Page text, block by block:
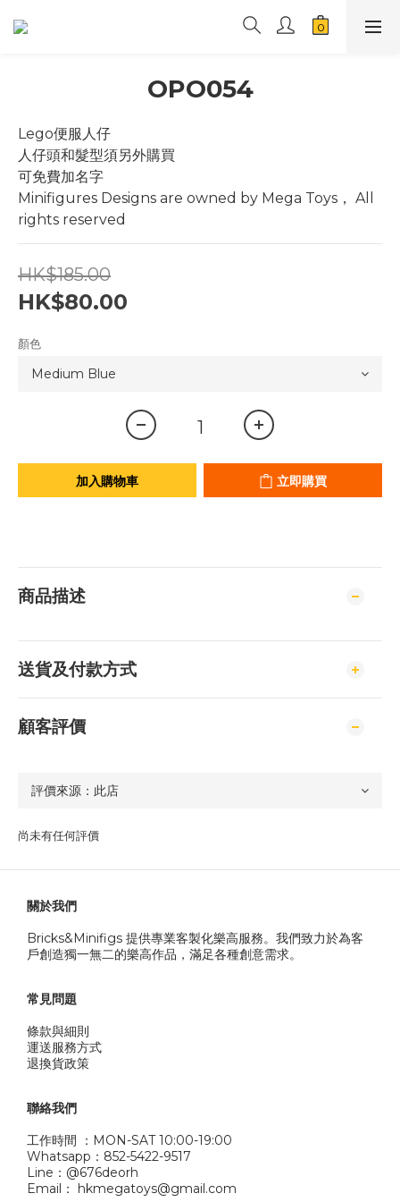
OPO054
Lego便服人仔
人仔頭和髮型須另外購買
可免費加名字
Minifigures Designs are owned by Mega Toys， All
rights reserved
HK$185.00
HK$80.00
顏色
加入購物車 立即購買
商品描述
送貨及付款方式
顧客評價
尚未有任何評價
關於我們
Bricks&Minifigs 提供專業客製化樂高服務。我們致力於為客
戶創造獨一無二的樂高作品，滿足各種創意需求。
常見問題
條款與細則
運送服務方式
退換貨政策
聯絡我們
工作時間 ：MON-SAT 10:00-19:00
Whatsapp：852-5422-9517
Line：@676deorh
Email： hkmegatoys@gmail.com